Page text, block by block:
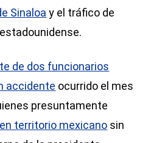
Sinaloa y el tráfico de
de dos funcionarios
accidente ocurrido el mes
presuntamente
territorio mexicano sin